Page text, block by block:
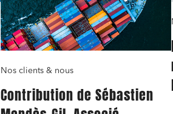
Nos clients & nous
Contribution de Sébastien